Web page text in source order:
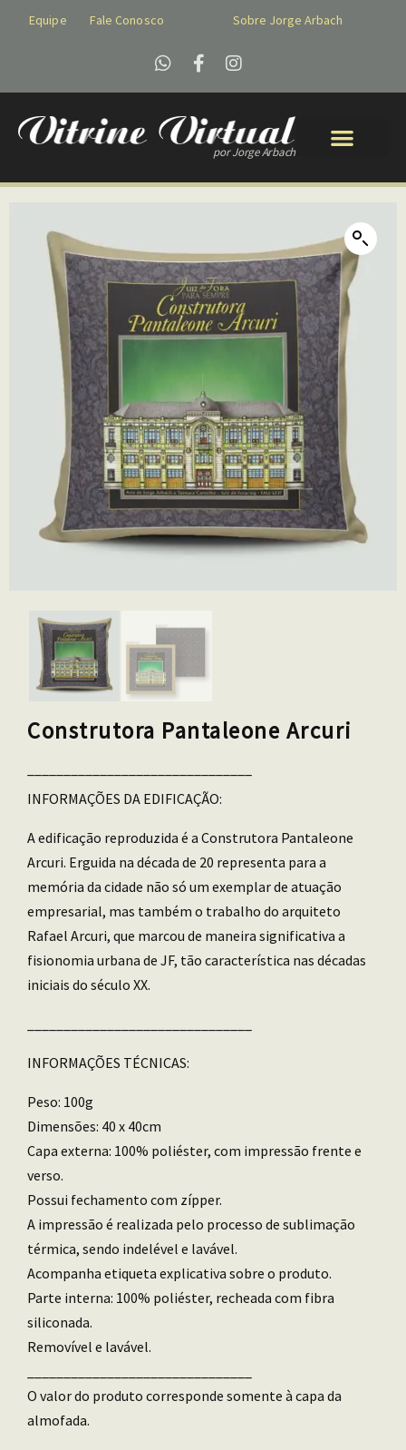
Equipe Fale Conosco Sobre Jorge Arbach
por Jorge Arbach
Construtora Pantaleone Arcuri
INFORMAÇÕES DA EDIFICAÇÃO:
A edificação reproduzida é a Construtora Pantaleone
Arcuri. Erguida na década de 20 representa para a
memória da cidade não só um exemplar de atuação
empresarial, mas também o trabalho do arquiteto
Rafael Arcuri, que marcou de maneira significativa a
fisionomia urbana de JF, tão característica nas décadas
iniciais do século XX.
INFORMAÇÕES TÉCNICAS:
Peso: 100g
Dimensões: 40 x 40cm
Capa externa: 100% poliéster, com impressão frente e
verso.
Possui fechamento com zípper.
A impressão é realizada pelo processo de sublimação
térmica, sendo indelével e lavável.
Acompanha etiqueta explicativa sobre o produto.
Parte interna: 100% poliéster, recheada com fibra
siliconada.
Removível e lavável.
O valor do produto corresponde somente à capa da
almofada.